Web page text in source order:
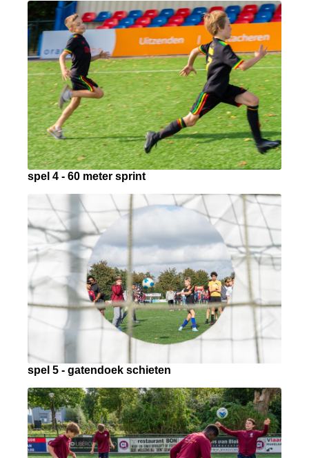
spel 4 - 60 meter sprint
spel 5 - gatendoek schieten